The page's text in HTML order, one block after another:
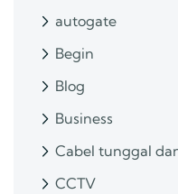
autogate
Begin
Blog
Business
Cabel tunggal
CCTV